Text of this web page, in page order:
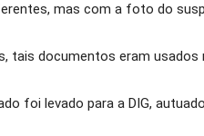
mas com a foto do
tais documentos eram
foi levado para a DIG,